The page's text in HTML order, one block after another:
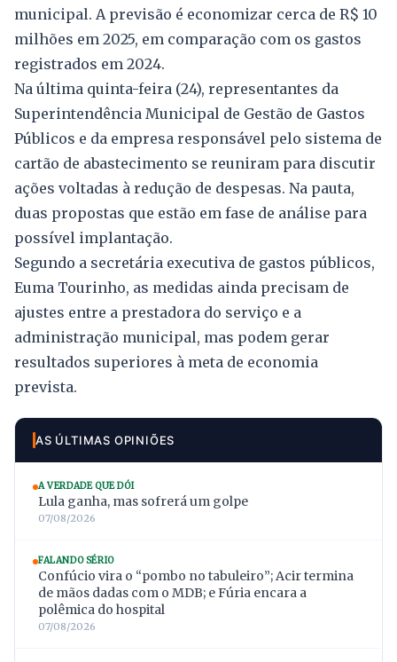
municipal. A previsão é economizar cerca de R$ 10
milhões em 2025, em comparação com os gastos
registrados em 2024.
Na última quinta-feira (24), representantes da
Superintendência Municipal de Gestão de Gastos
Públicos e da empresa responsável pelo sistema de
cartão de abastecimento se reuniram para discutir
ações voltadas à redução de despesas. Na pauta,
duas propostas que estão em fase de análise para
possível implantação.
Segundo a secretária executiva de gastos públicos,
Euma Tourinho, as medidas ainda precisam de
ajustes entre a prestadora do serviço e a
administração municipal, mas podem gerar
resultados superiores à meta de economia
prevista.
AS ÚLTIMAS OPINIÕES
A VERDADE QUE DÓI
Lula ganha, mas sofrerá um golpe
07/08/2026
FALANDO SÉRIO
Confúcio vira o “pombo no tabuleiro”; Acir termina
de mãos dadas com o MDB; e Fúria encara a
polêmica do hospital
07/08/2026